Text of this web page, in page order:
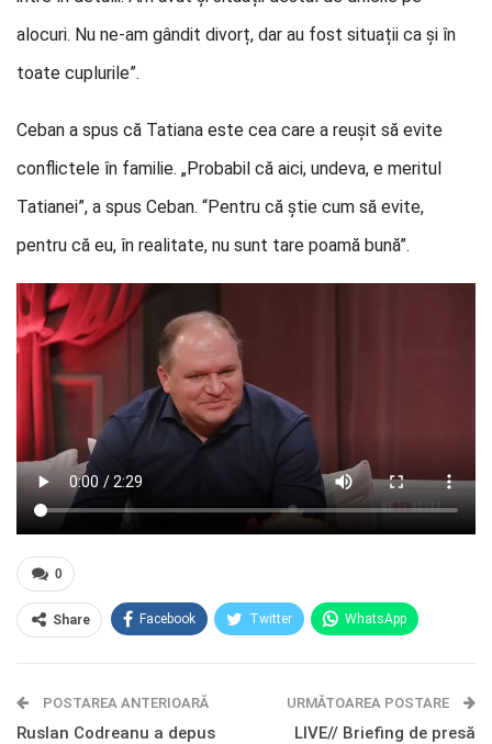
alocuri. Nu ne-am gândit divorț, dar au fost situații ca și în
toate cuplurile”.
Ceban a spus că Tatiana este cea care a reușit să evite
conflictele în familie. „Probabil că aici, undeva, e meritul
Tatianei”, a spus Ceban. “Pentru că știe cum să evite,
pentru că eu, în realitate, nu sunt tare poamă bună”.
0
Share Facebook Twitter WhatsApp
Telegram OK.ru
POSTAREA ANTERIOARĂ
Ruslan Codreanu a depus
URMĂTOAREA POSTARE
LIVE// Briefing de presă